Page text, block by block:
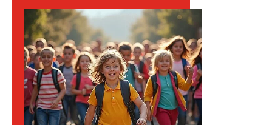
wöchentliche Gruppenstunden sowie erlebnispädagogische
Sonderaktionen, die teilweise auch in den Ferien, außer in
den Sommerferien, stattfinden.
Bei weiteren Fragen wenden Sie sich bitte an die oben
angeführten Kontakte.